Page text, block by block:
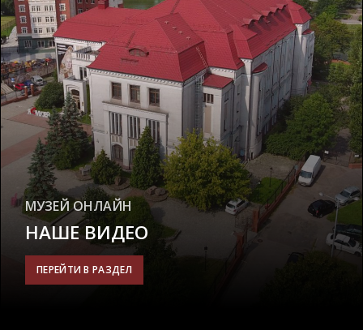
МУЗЕЙ ОНЛАЙН
НАШЕ ВИДЕО
ПЕРЕЙТИ В РАЗДЕЛ